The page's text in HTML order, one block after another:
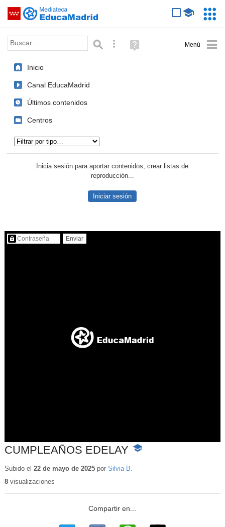
Saltar navegación
Palabra o frase: Búsqueda avanzada
Ayuda
(en
Inicio
Canal EducaMadrid
Últimos contenidos
Centros
Inicia sesión para aportar contenidos, crear listas de
reproducción...
Iniciar sesión
Contenido protegido…
CUMPLEAÑOS EDELAY
-
educativo
Subido el 22 de mayo de 2025por Silvia B.
8visualizaciones